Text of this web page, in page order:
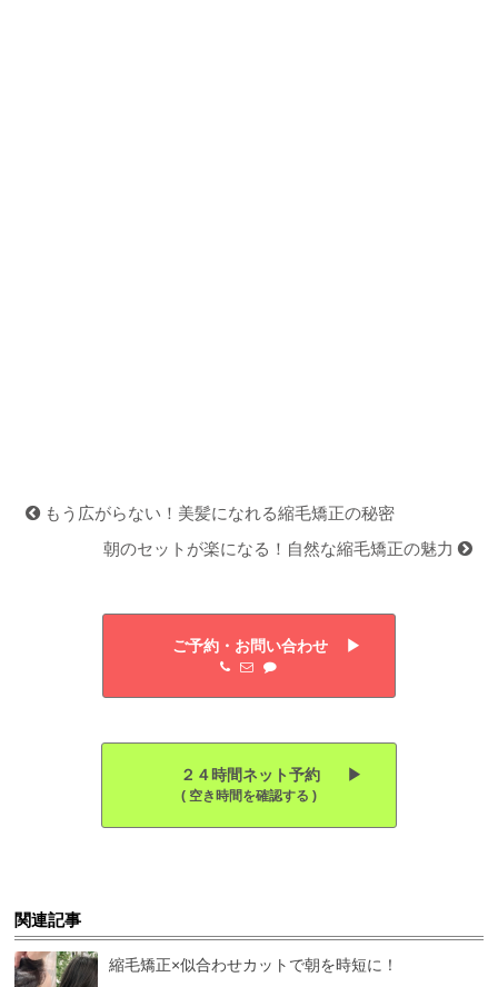
もう広がらない！美髪になれる縮毛矯正の秘密
朝のセットが楽になる！自然な縮毛矯正の魅力
ご予約・お問い合わせ ▶︎
２４時間ネット予約 ▶︎
( 空き時間を確認する )
関連記事
縮毛矯正×似合わせカットで朝を時短に！